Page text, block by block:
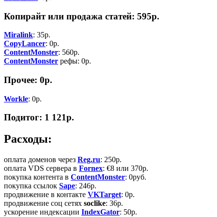
Копирайт или продажа статей: 595р.
Miralink: 35р.
CopyLancer: 0р.
ContentMonster: 560р.
ContentMonster рефы: 0р.
Прочее: 0р.
Workle: 0р.
Подитог: 1 121р.
Расходы:
оплата доменов через Reg.ru: 250р.
оплата VDS сервера в Fornex: €8 или 370р.
покупка контента в ContentMonster: 0руб.
покупка ссылок Sape: 246р.
продвижение в контакте VKTarget: 0р.
продвижение соц сетях soclike: 36р.
ускорение индексации IndexGator: 50р.